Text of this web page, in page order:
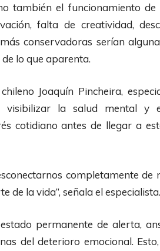
también el funcionamiento de
falta de creatividad,
conservadoras serían
lo que aparenta.
Joaquín Pincheira,
visibilizar la salud mental y
cotidiano antes de llegar a
completamente de
de la vida”, señala el especialista.
permanente de alerta,
del deterioro emocional. Esto,